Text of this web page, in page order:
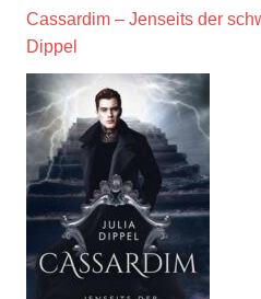
Cassardim – Jenseits der
Dippel